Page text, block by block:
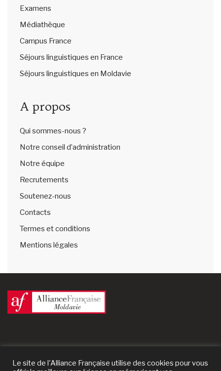
Examens
Médiathèque
Campus France
Séjours linguistiques en France
Séjours linguistiques en Moldavie
A propos
Qui sommes-nous ?
Notre conseil d’administration
Notre équipe
Recrutements
Soutenez-nous
Contacts
Termes et conditions
Mentions légales
Le site de l'Alliance Française utilise des cookies pour vous